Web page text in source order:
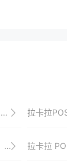
拉卡拉POS机办理
拉卡拉 POS 机与